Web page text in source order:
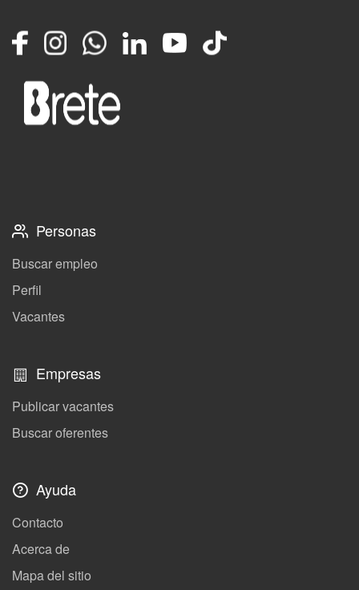
FacebookInstagramWhatsappLinkedInYouTube
TikTok
Personas
Buscar empleo
Perfil
Vacantes
Empresas
Publicar vacantes
Buscar oferentes
Ayuda
Contacto
Acerca de
Mapa del sitio